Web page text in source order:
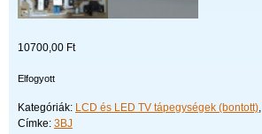
10700,00 Ft
Elfogyott
Kategóriák: LCD és LED TV tápegységek (bontott),
Címke: 3BJ